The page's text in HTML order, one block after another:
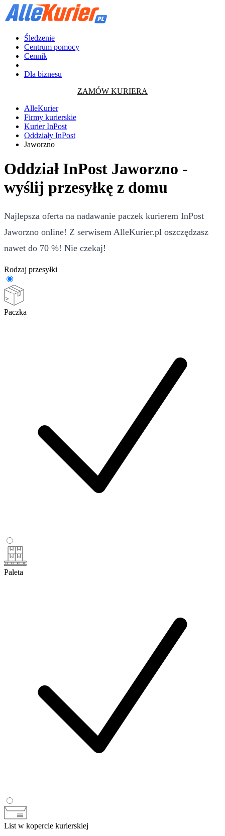
Śledzenie
Centrum pomocy
Cennik
Dla biznesu
ZAMÓW KURIERA
AlleKurier
Firmy kurierskie
Kurier InPost
Oddziały InPost
Jaworzno
Oddział InPost Jaworzno -
wyślij przesyłkę z domu
Najlepsza oferta na nadawanie paczek kurierem InPost
Jaworzno online! Z serwisem AlleKurier.pl oszczędzasz
nawet do 70 %! Nie czekaj!
Rodzaj przesyłki
Paczka
Paleta
List w kopercie kurierskiej